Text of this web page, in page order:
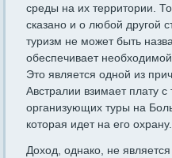
среды на их территории.
сказано и о любой другой
туризм не может быть
обеспечивает
Это является одной из
Австралии взимает плату с
организующих туры на
которая идет на его охрану.
Доход, однако, не